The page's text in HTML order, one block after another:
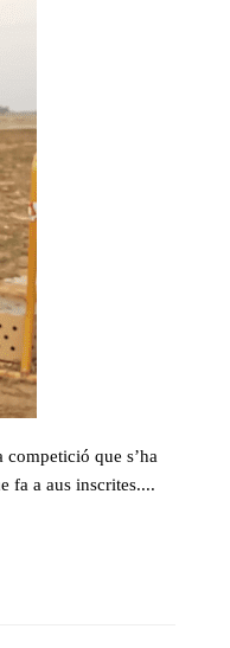
que s’ha
fa a aus inscrites....